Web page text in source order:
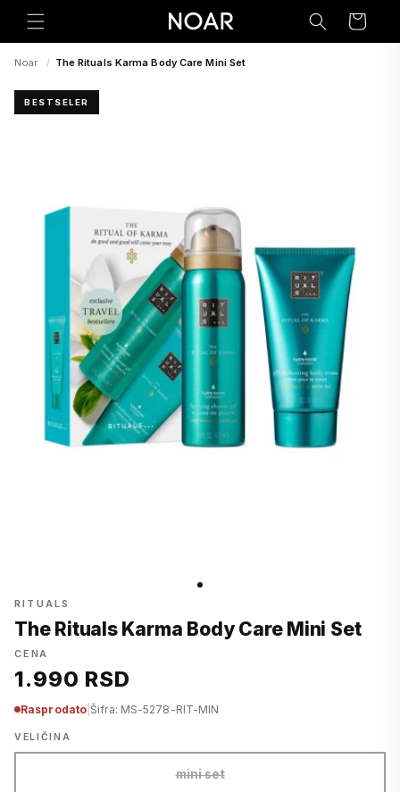
na
Korpa
Noar / The Rituals Karma Body Care Mini Set
BESTSELER
RITUALS
The Rituals Karma Body Care Mini Set
CENA
1.990 RSD
Rasprodato Šifra: MS-5278-RIT-MIN
VELIČINA
mini set